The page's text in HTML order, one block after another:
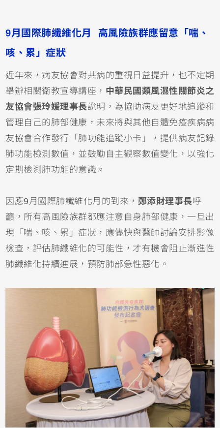
9月國際肺纖維化月 高風險族群應留意「喘、
咳、累」症狀
近年來，病友協會對共病的重視日益提升，也不定期
舉辦相關衛教宣導講座， 中華民國類風濕性關節炎之
友協會張玲媛理事長說明，為協助病友更好地追蹤和
管理自己的肺部健康，未來將與其他自體免疫疾病病
友協會合作發行「肺功能追蹤小卡」，提供病友記錄
肺功能檢測數值，並鼓勵自主觀察數值變化，以強化
定期檢測肺功能的意識。
因應9月國際肺纖維化月的到來， 鄭添財理事長呼
籲，所有高風險族群都應注意自身肺部健康，一旦出
現「喘、咳、累」症狀，應儘快與醫師討論安排影像
檢查，評估肺纖維化的可能性，才有機會阻止漸進性
肺纖維化持續進展，預防肺部急性惡化。